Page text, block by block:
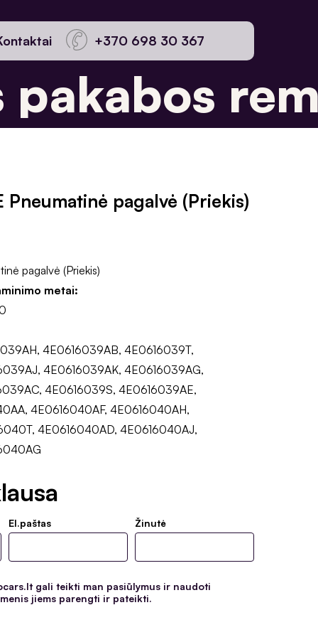
+370 698 30 367
Pneumatinė pagalvė (Priekis)
pagalvė (Priekis)
metai:
4E0616039AB, 4E0616039T,
4E0616039AK, 4E0616039AG,
4E0616039S, 4E0616039AE,
4E0616040AF, 4E0616040AH,
4E0616040AD, 4E0616040AJ,
El.paštas Žinutė
gali teikti man pasiūlymus ir naudoti
jiems parengti ir pateikti.